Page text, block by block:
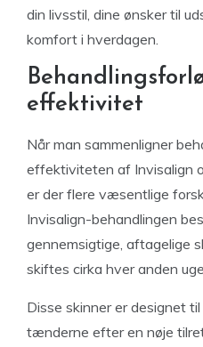
din livsstil, dine ønsker til
komfort i hverdagen.
effektivitet
Når man sammenligner
effektiviteten af Invisalign
er der flere væsentlige
Invisalign-behandlingen
gennemsigtige, aftagelige
skiftes cirka hver anden
Disse skinner er designet
tænderne efter en nøje